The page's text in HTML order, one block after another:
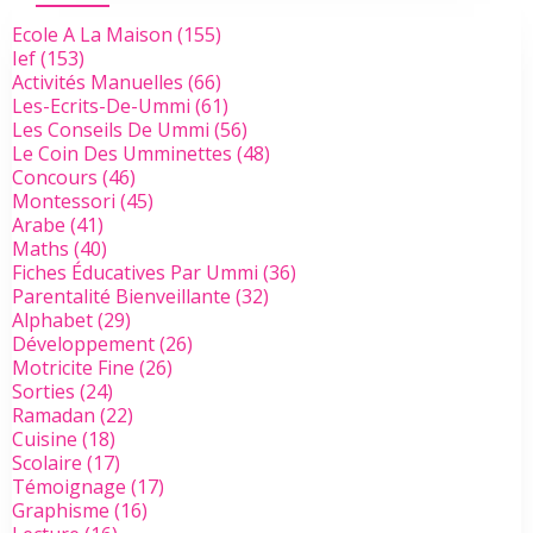
Ecole A La Maison (155)
Ief(153)
Activités Manuelles (66)
Les-Ecrits-De-Ummi (61)
Les Conseils De Ummi (56)
Le Coin Des Umminettes (48)
Concours (46)
Montessori (45)
Arabe (41)
Maths (40)
Fiches Éducatives Par Ummi (36)
Parentalité Bienveillante (32)
Alphabet(29)
Développement(26)
Motricite Fine (26)
Sorties (24)
Ramadan (22)
Cuisine (18)
Scolaire (17)
Témoignage (17)
Graphisme (16)